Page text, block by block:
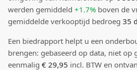
werden gemiddeld +1.7% boven de
gemiddelde verkooptijd bedroeg 35
Een biedrapport helpt u een
brengen: gebaseerd op data, niet op
eenmalig € 29,95 incl. BTW en